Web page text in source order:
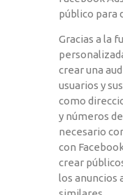
público para
Gracias a la
crear una
usuarios y
como
y números
necesario
con
crear
los anuncios